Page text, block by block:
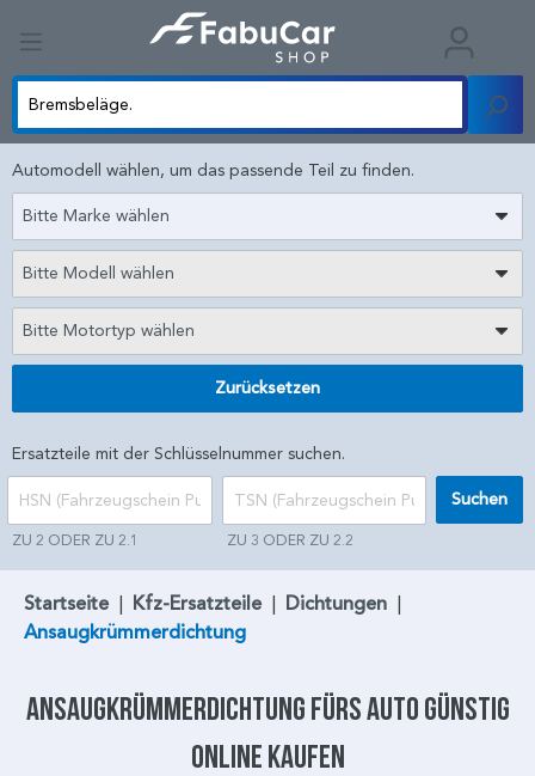
Automodell wählen, um das passende Teil zu finden.
Bitte Marke wählen
Bitte Modell wählen
Bitte Motortyp wählen
Zurücksetzen
Ersatzteile mit der Schlüsselnummer suchen.
ZU 2 ODER ZU 2.1 ZU 3 ODER ZU 2.2
Suchen
Startseite | Kfz-Ersatzteile | Dichtungen |
Ansaugkrümmerdichtung
Ansaugkrümmerdichtung fürs Auto günstig
online kaufen